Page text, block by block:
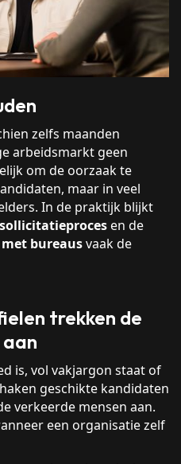
zelfs maanden
arbeidsmarkt geen
om de oorzaak te
maar in veel
In de praktijk blijkt
sollicitatieproces en de
bureausvaak de
trekken de
is, vol vakjargon staat of
geschikte kandidaten
verkeerde mensen aan.
een organisatie zelf